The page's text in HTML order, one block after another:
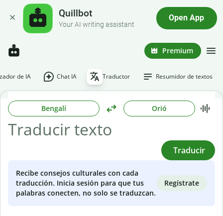
Quillbot
Your AI writing assistant
Open App
Premium
de IA Chat IA Traductor Resumidor de textos
Bengalí Orió
Traducir
Recibe consejos culturales con cada
traducción. Inicia sesión para que tus
palabras conecten, no solo se traduzcan.
Regístrate